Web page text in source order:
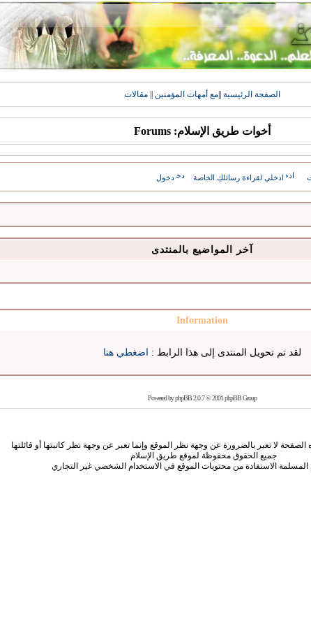
الصفحة الرئيسية مع أمهات المؤمنين مقالات
أخوات طريق الإسلام: Forums
ادخلي لقراءة رسائلكِ الخاصة دخول
آخر المواضيع بالمنتدى
Information
لقد تم تحويل المنتدى إلى هذا الرابط : اضغطي هنا
Powered byphpBB2.0.7 © 2001 phpBB Group
الصفحة لا تعبر بالضرورة عن وجهة نظر الموقع وإنما تعبر عن وجهة نظر كاتبتها أو قائلتها
جميع الحقوق محفوظة لموقع طريق الإسلام
الاستفادة من محتويات الموقع في الاستخدام الشخصي غير التجاري